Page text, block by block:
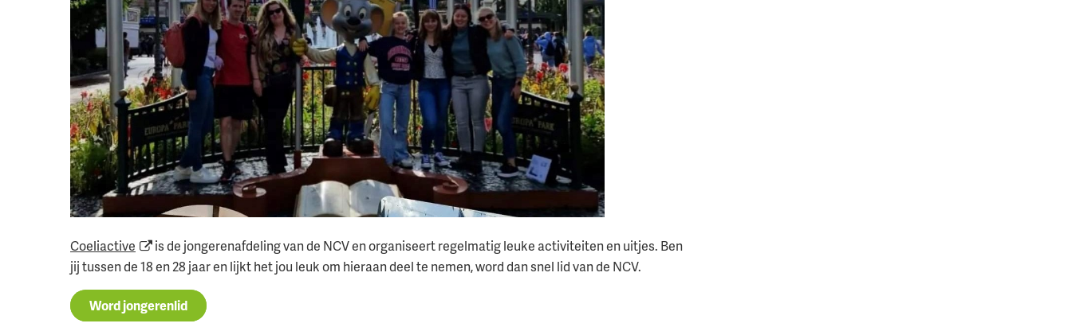
Coeliactive
is de jongerenafdeling van de NCV en organiseert regelmatig leuke activiteiten en uitjes. Ben
jij tussen de 18 en 28 jaar en lijkt het jou leuk om hieraan deel te nemen, word dan snel lid van de NCV.
Word jongerenlid